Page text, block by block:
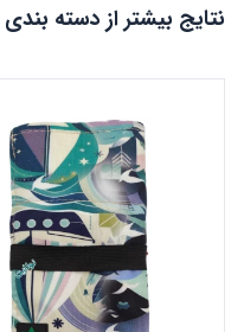
نتایج بیشتر از دسته بندی